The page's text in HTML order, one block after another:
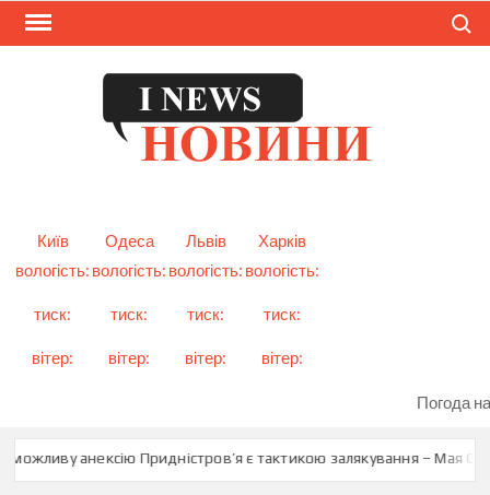
Skip
Київ
Одеса Львів
Харків
вологість:
тиск:
вітер:
вологість:
тиск:
вітер:
вологість:
тиск:
вітер:
вологість:
тиск:
вітер:
Погода
анексію Придністров’я є тактикою залякування – Мая